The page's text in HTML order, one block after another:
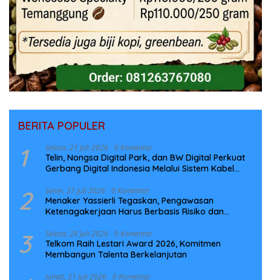
BERITA POPULER
1 Selasa, 21 Juli 2026 0 Komentar
Telin, Nongsa Digital Park, dan BW Digital Perkuat
Gerbang Digital Indonesia Melalui Sistem Kabel
2 Senin, 27 Juli 2026 0 Komentar
Menaker Yassierli Tegaskan, Pengawasan
Ketenagakerjaan Harus Berbasis Risiko dan
3 Selasa, 28 Juli 2026 0 Komentar
Telkom Raih Lestari Award 2026, Komitmen
Membangun Talenta Berkelanjutan
Jumat, 31 Juli 2026 0 Komentar